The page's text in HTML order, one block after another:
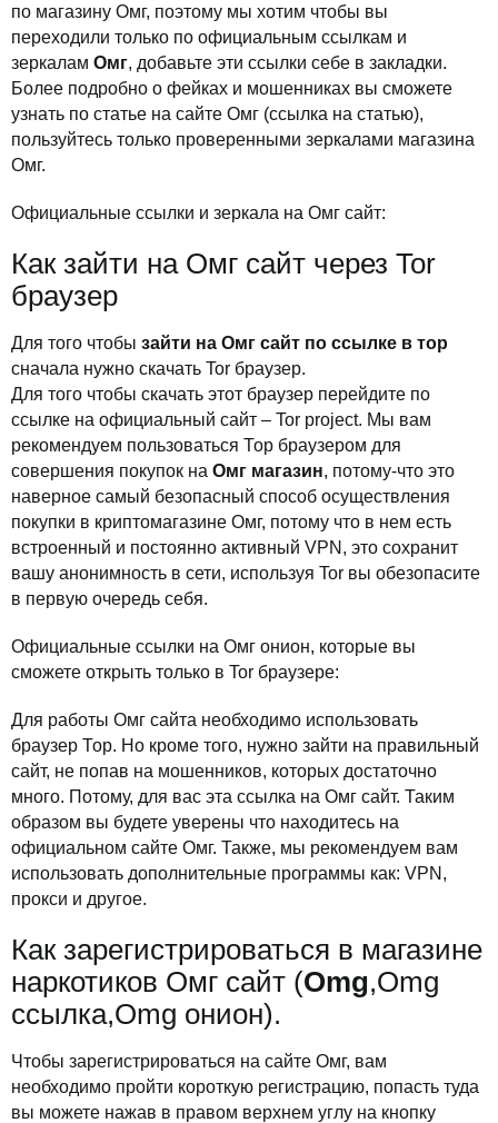
по магазину Омг, поэтому мы хотим чтобы вы
переходили только по официальным ссылкам и
зеркалам Омг, добавьте эти ссылки себе в закладки.
Более подробно о фейках и мошенниках вы сможете
узнать по статье на сайте Омг (ссылка на статью),
пользуйтесь только проверенными зеркалами магазина
Омг.
Официальные ссылки и зеркала на Омг сайт:
Как зайти на Омг сайт через Tor
браузер
Для того чтобы зайти на Омг сайт по ссылке в тор
сначала нужно скачать Tor браузер.
Для того чтобы скачать этот браузер перейдите по
ссылке на официальный сайт – Tor project. Мы вам
рекомендуем пользоваться Тор браузером для
совершения покупок на Омг магазин, потому-что это
наверное самый безопасный способ осуществления
покупки в криптомагазине Омг, потому что в нем есть
встроенный и постоянно активный VPN, это сохранит
вашу анонимность в сети, используя Tor вы обезопасите
в первую очередь себя.
Официальные ссылки на Омг онион, которые вы
сможете открыть только в Tor браузере:
Для работы Омг сайта необходимо использовать
браузер Тор. Но кроме того, нужно зайти на правильный
сайт, не попав на мошенников, которых достаточно
много. Потому, для вас эта ссылка на Омг сайт. Таким
образом вы будете уверены что находитесь на
официальном сайте Омг. Также, мы рекомендуем вам
использовать дополнительные программы как: VPN,
прокси и другое.
Как зарегистрироваться в магазине
наркотиков Омг сайт (Omg,Omg
ссылка,Omg онион).
Чтобы зарегистрироваться на сайте Омг, вам
необходимо пройти короткую регистрацию, попасть туда
вы можете нажав в правом верхнем углу на кнопку